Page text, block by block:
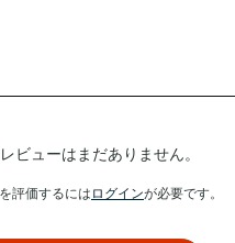
ビューはまだありません。
評価するには ログインが必要です。